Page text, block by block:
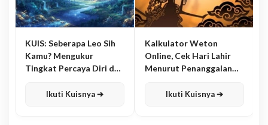
KUIS: Seberapa Leo Sih
Kamu? Mengukur
Tingkat Percaya Diri dan
Ikuti Kuisnya ➔
Kalkulator Weton
Online, Cek Hari Lahir
Menurut Penanggalan
Ikuti Kuisnya ➔